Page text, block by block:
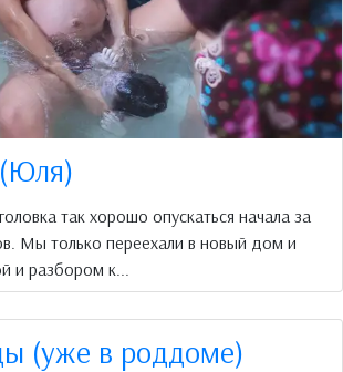
так хорошо опускаться начала за
Мы только переехали в новый дом и
и разбором к...
(уже в роддоме)